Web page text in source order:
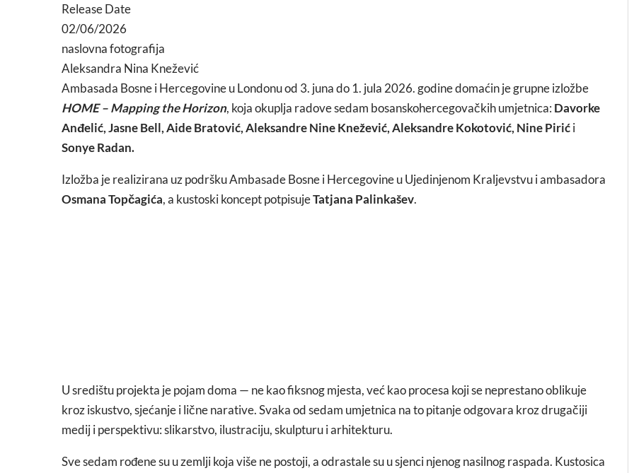
Release Date
02/06/2026
naslovna fotografija
Aleksandra Nina Knežević
Ambasada Bosne i Hercegovine u Londonu od 3. juna do 1. jula 2026. godine domaćin je grupne izložbe
HOME – Mapping the Horizon, koja okuplja radove sedam bosanskohercegovačkih umjetnica: Davorke
Anđelić, Jasne Bell, Aide Bratović, Aleksandre Nine Knežević, Aleksandre Kokotović, Nine Pirići
Sonye Radan.
Izložba je realizirana uz podršku Ambasade Bosne i Hercegovine u Ujedinjenom Kraljevstvu i ambasadora
Osmana Topčagića, a kustoski koncept potpisujeTatjana Palinkašev.
U središtu projekta je pojam doma — ne kao fiksnog mjesta, već kao procesa koji se neprestano oblikuje
kroz iskustvo, sjećanje i lične narative. Svaka od sedam umjetnica na to pitanje odgovara kroz drugačiji
medij i perspektivu: slikarstvo, ilustraciju, skulpturu i arhitekturu.
Sve sedam rođene su u zemlji koja više ne postoji, a odrastale su u sjenci njenog nasilnog raspada. Kustosica